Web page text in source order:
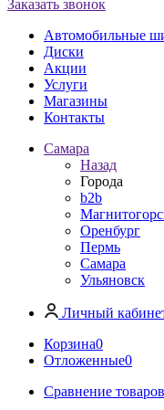
Заказать звонок
Автомобильные
Диски
Акции
Услуги
Магазины
Контакты
Самара
Назад
Города
b2b
Оренбург
Пермь
Самара
Ульяновск
Личный
Корзина0
Отложенные0
Сравнение товаров